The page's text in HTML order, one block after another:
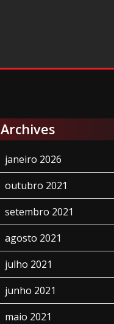
Archives
janeiro 2026
outubro 2021
setembro 2021
agosto 2021
julho 2021
junho 2021
maio 2021